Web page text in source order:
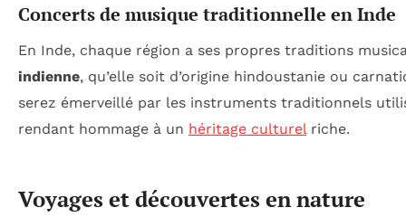
Concerts de musique traditionnelle en Inde
En Inde, chaque région a ses propres traditions
indienne, qu’elle soit d’origine hindoustanie ou
serez émerveillé par les instruments traditionnels
rendant hommage à un héritage culturelriche.
Voyages et découvertes en nature